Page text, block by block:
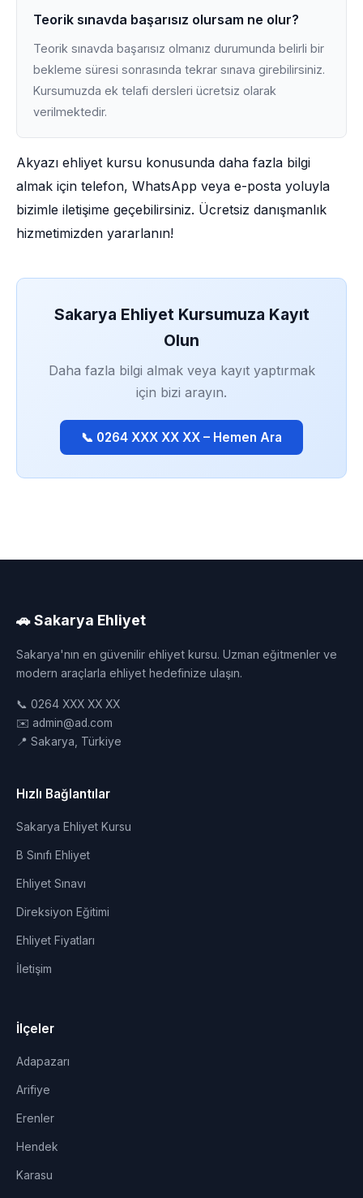
Teorik sınavda başarısız olursam ne olur?
Teorik sınavda başarısız olmanız durumunda belirli bir
bekleme süresi sonrasında tekrar sınava girebilirsiniz.
Kursumuzda ek telafi dersleri ücretsiz olarak
verilmektedir.
Akyazı ehliyet kursu konusunda daha fazla bilgi
almak için telefon, WhatsApp veya e-posta yoluyla
bizimle iletişime geçebilirsiniz. Ücretsiz danışmanlık
hizmetimizden yararlanın!
Sakarya Ehliyet Kursumuza Kayıt
Olun
Daha fazla bilgi almak veya kayıt yaptırmak
için bizi arayın.
📞 0264 XXX XX XX – Hemen Ara
🚗 Sakarya Ehliyet
Sakarya'nın en güvenilir ehliyet kursu. Uzman eğitmenler ve
modern araçlarla ehliyet hedefinize ulaşın.
📞 0264 XXX XX XX
✉️ admin@ad.com
📍 Sakarya, Türkiye
Hızlı Bağlantılar
Sakarya Ehliyet Kursu
B Sınıfı Ehliyet
Ehliyet Sınavı
Direksiyon Eğitimi
Ehliyet Fiyatları
İletişim
İlçeler
Adapazarı
Arifiye
Erenler
Hendek
Karasu